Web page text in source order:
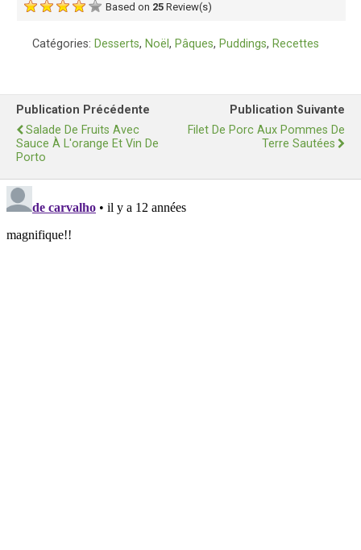
Based on 25 Review(s)
Catégories: Desserts, Noël , Pâques, Puddings, Recettes
Publication Précédente
Salade De Fruits Avec
Sauce À L'orange Et Vin De
Porto
Publication Suivante
Filet De Porc Aux Pommes De
Terre Sautées